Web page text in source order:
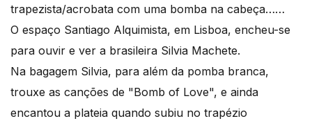
trapezista/acrobata com uma bomba na cabeça……
O espaço Santiago Alquimista, em Lisboa, encheu-se
para ouvir e ver a brasileira Silvia Machete.
Na bagagem Silvia, para além da pomba branca,
trouxe as canções de "Bomb of Love", e ainda
encantou a plateia quando subiu no trapézio